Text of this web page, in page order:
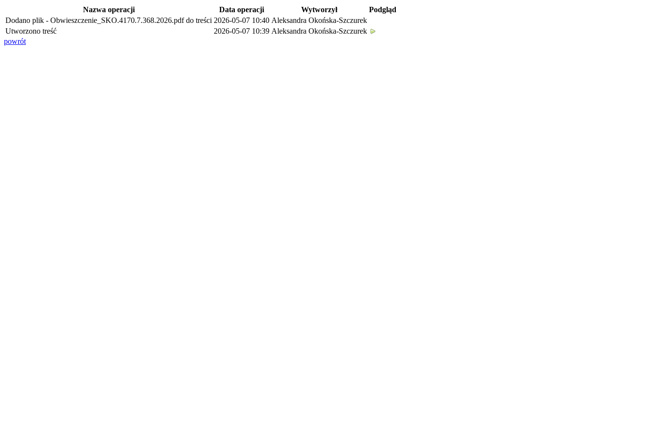
Nazwa operacji Data operacji Wytworzył
Podgląd
Dodano plik - Obwieszczenie_SKO.4170.7.368.2026.pdf do treści 2026-05-07 10:40 Aleksandra Okońska-Szczurek
Utworzono treść
2026-05-07 10:39 Aleksandra Okońska-Szczurek
powrót